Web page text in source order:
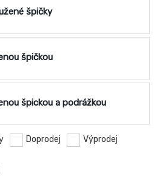
špičky
špičkou
špickou a podrážkou
Doprodej Výprodej